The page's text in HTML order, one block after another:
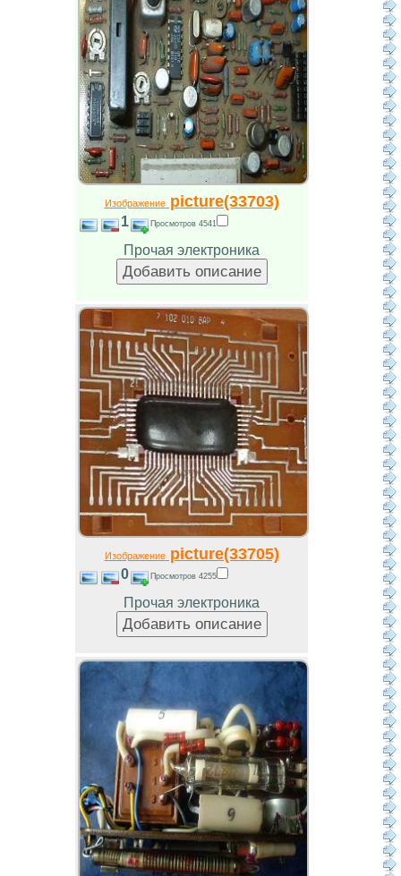
Изображениеpicture(33703)
1 Просмотров 4541
Прочая электроника
Изображениеpicture(33705)
0 Просмотров 4255
Прочая электроника